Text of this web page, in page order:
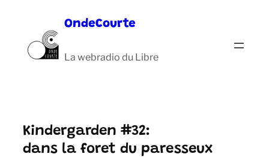
contenu
OndeCourte
La webradio du Libre
Kindergarden #32:
dans la foret du paresseux